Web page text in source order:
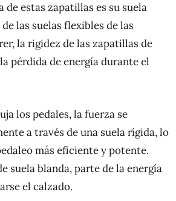
de estas zapatillas es su suela
las suelas flexibles de las
la rigidez de las zapatillas de
pérdida de energía durante el
los pedales, la fuerza se
a través de una suela rígida, lo
más eficiente y potente.
suela blanda, parte de la energía
el calzado.